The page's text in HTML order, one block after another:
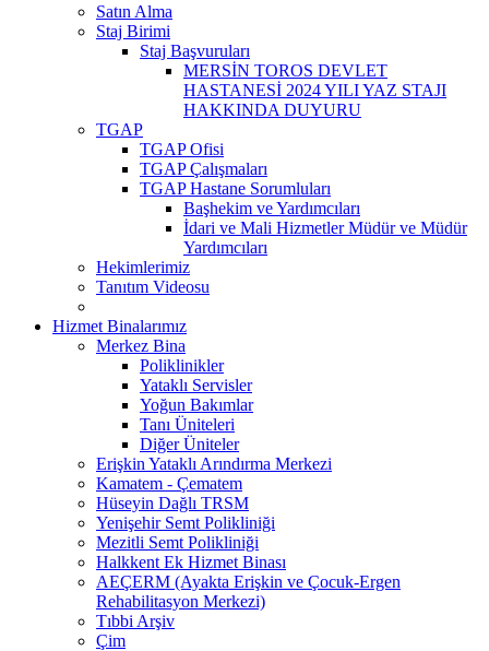
Satın Alma
Staj Birimi
Staj Başvuruları
MERSİN TOROS DEVLET
HASTANESİ 2024 YILI YAZ STAJI
HAKKINDA DUYURU
TGAP
TGAP Ofisi
TGAP Çalışmaları
TGAP Hastane Sorumluları
Başhekim ve Yardımcıları
İdari ve Mali Hizmetler Müdür ve Müdür
Yardımcıları
Hekimlerimiz
Tanıtım Videosu
Hizmet Binalarımız
Merkez Bina
Poliklinikler
Yataklı Servisler
Yoğun Bakımlar
Tanı Üniteleri
Diğer Üniteler
Erişkin Yataklı Arındırma Merkezi
Kamatem - Çematem
Hüseyin Dağlı TRSM
Yenişehir Semt Polikliniği
Mezitli Semt Polikliniği
Halkkent Ek Hizmet Binası
AEÇERM (Ayakta Erişkin ve Çocuk-Ergen
Rehabilitasyon Merkezi)
Tıbbi Arşiv
Çim